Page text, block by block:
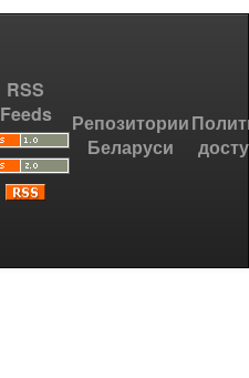
RSS
Feeds
Репозитории
Беларуси